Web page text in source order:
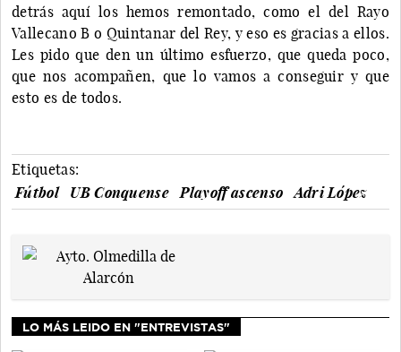
detrás aquí los hemos remontado, como el del Rayo
Vallecano B o Quintanar del Rey, y eso es gracias a ellos.
Les pido que den un último esfuerzo, que queda poco,
que nos acompañen, que lo vamos a conseguir y que
esto es de todos.
Etiquetas:
Fútbol
UB Conquense Playoff ascenso Adri López
LO MÁS LEIDO EN "ENTREVISTAS"